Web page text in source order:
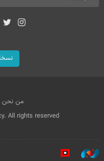
من نحن
All rights reserved